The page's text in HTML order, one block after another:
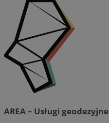
AREA – Usługi geodezyjne